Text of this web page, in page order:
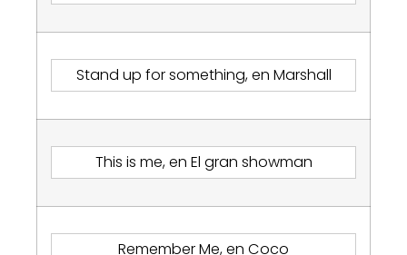
Stand up for something, en Marshall
This is me, en El gran showman
Remember Me, en Coco